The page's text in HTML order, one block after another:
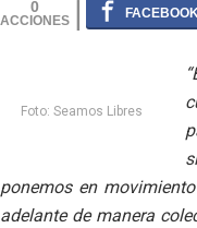
0
Foto: Seamos Libres
ponemos en
adelante de manera